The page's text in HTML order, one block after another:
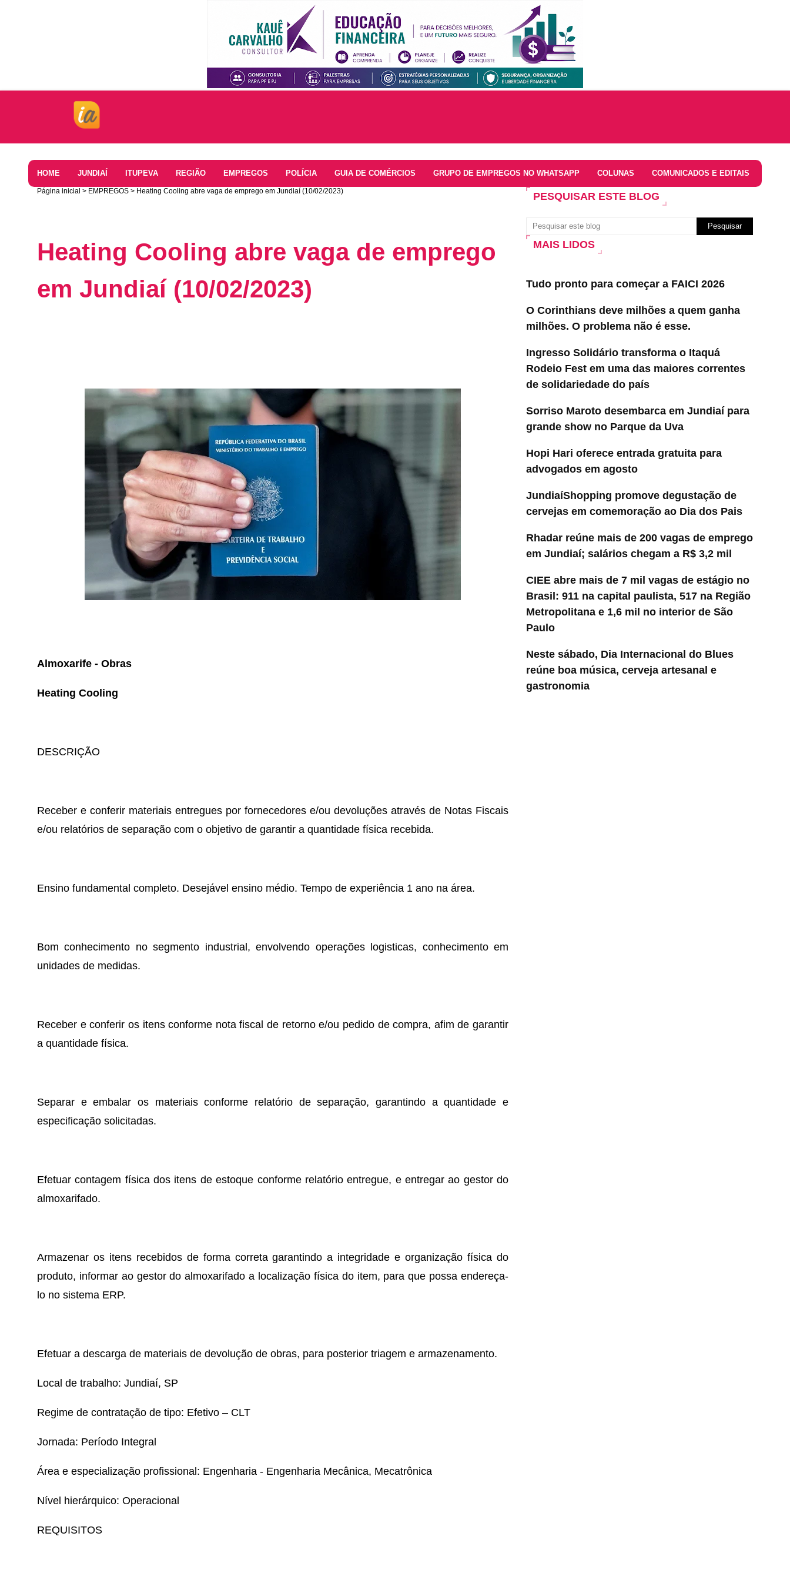
HOME JUNDIAÍ ITUPEVA REGIÃO EMPREGOS POLÍCIA GUIA DE COMÉRCIOS GRUPO DE EMPREGOS NO WHATSAPP COLUNAS COMUNICADOS E EDITAIS
Página inicial EMPREGOS Heating Cooling abre vaga de emprego em Jundiaí (10/02/2023)
Heating Cooling abre vaga de emprego
em Jundiaí (10/02/2023)
Almoxarife - Obras
Heating Cooling
DESCRIÇÃO
Receber e conferir materiais entregues por fornecedores e/ou devoluções através de Notas Fiscais
e/ou relatórios de separação com o objetivo de garantir a quantidade física recebida.
Ensino fundamental completo. Desejável ensino médio. Tempo de experiência 1 ano na área.
Bom conhecimento no segmento industrial, envolvendo operações logisticas, conhecimento em
unidades de medidas.
Receber e conferir os itens conforme nota fiscal de retorno e/ou pedido de compra, afim de garantir
a quantidade física.
Separar e embalar os materiais conforme relatório de separação, garantindo a quantidade e
especificação solicitadas.
Efetuar contagem física dos itens de estoque conforme relatório entregue, e entregar ao gestor do
almoxarifado.
Armazenar os itens recebidos de forma correta garantindo a integridade e organização física do
produto, informar ao gestor do almoxarifado a localização física do item, para que possa endereça-
lo no sistema ERP.
Efetuar a descarga de materiais de devolução de obras, para posterior triagem e armazenamento.
Local de trabalho: Jundiaí, SP
Regime de contratação de tipo: Efetivo – CLT
Jornada: Período Integral
Área e especialização profissional: Engenharia - Engenharia Mecânica, Mecatrônica
Nível hierárquico: Operacional
REQUISITOS
PESQUISAR ESTE BLOG
MAIS LIDOS
Tudo pronto para começar a FAICI 2026
O Corinthians deve milhões a quem ganha
milhões. O problema não é esse.
Ingresso Solidário transforma o Itaquá
Rodeio Fest em uma das maiores correntes
de solidariedade do país
Sorriso Maroto desembarca em Jundiaí para
grande show no Parque da Uva
Hopi Hari oferece entrada gratuita para
advogados em agosto
JundiaíShopping promove degustação de
cervejas em comemoração ao Dia dos Pais
Rhadar reúne mais de 200 vagas de emprego
em Jundiaí; salários chegam a R$ 3,2 mil
CIEE abre mais de 7 mil vagas de estágio no
Brasil: 911 na capital paulista, 517 na Região
Metropolitana e 1,6 mil no interior de São
Paulo
Neste sábado, Dia Internacional do Blues
reúne boa música, cerveja artesanal e
gastronomia